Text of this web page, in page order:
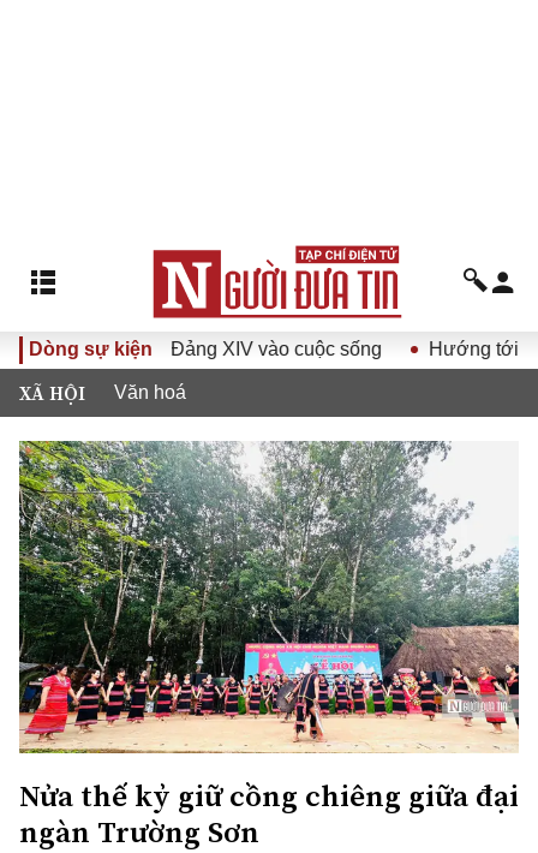
Dòng sự kiện
Đại hội Đảng XIV vào cuộc sống Hướng tới Đại hội đại
XÃ HỘI Văn hoá
Nửa thế kỷ giữ cồng chiêng giữa đại
ngàn Trường Sơn